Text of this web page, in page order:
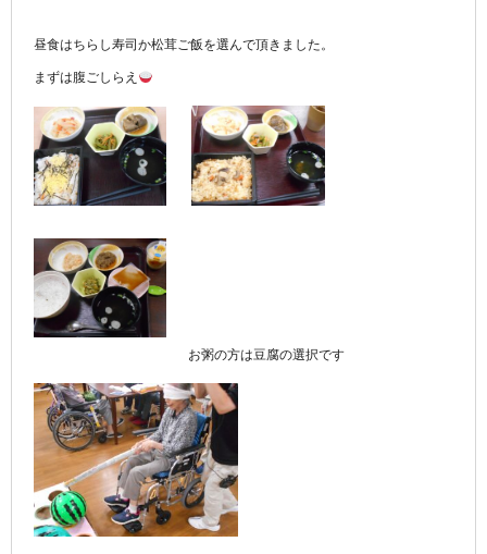
昼食はちらし寿司か松茸ご飯を選んで頂きました。
まずは腹ごしらえ
お粥の方は豆腐の選択です